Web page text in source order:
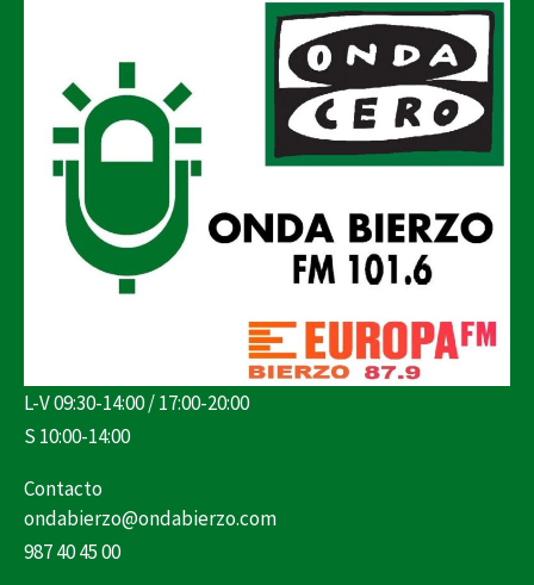
L-V 09:30-14:00 / 17:00-20:00
S 10:00-14:00
Contacto
ondabierzo@ondabierzo.com
987 40 45 00